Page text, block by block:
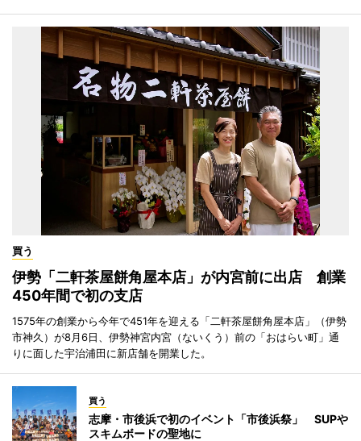
買う
伊勢「二軒茶屋餅角屋本店」が内宮前に出店 創業
450年間で初の支店
1575年の創業から今年で451年を迎える「二軒茶屋餅角屋本店」（伊勢
市神久）が8月6日、伊勢神宮内宮（ないくう）前の「おはらい町」通
りに面した宇治浦田に新店舗を開業した。
買う
志摩・市後浜で初のイベント「市後浜祭」 SUPや
スキムボードの聖地に